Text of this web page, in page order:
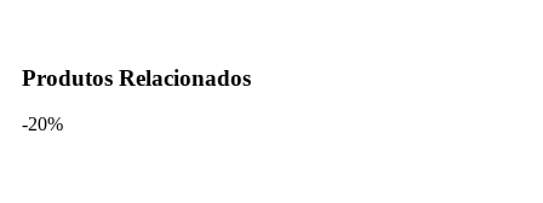
Produtos Relacionados
-20%